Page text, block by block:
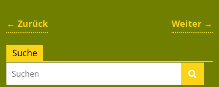
← Zurück Weiter →
Suche